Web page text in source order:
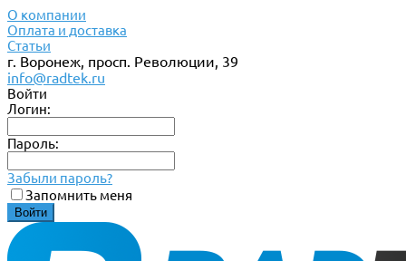
О компании
Оплата и доставка
Статьи
г. Воронеж, просп. Революции, 39
info@radtek.ru
Войти
Логин:
Пароль:
Забыли пароль?
Запомнить меня